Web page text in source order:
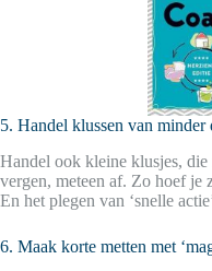
5. Handel klussen van
Handel ook kleine klusjes,
vergen, meteen af. Zo hoef je
En het plegen van ‘snelle
6. Maak korte metten met